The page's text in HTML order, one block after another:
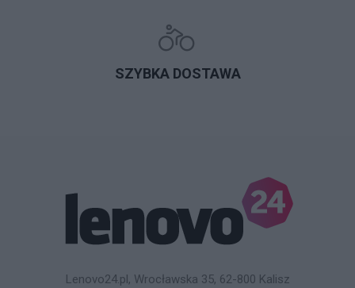
SZYBKA DOSTAWA
Lenovo24.pl, Wrocławska 35, 62-800 Kalisz